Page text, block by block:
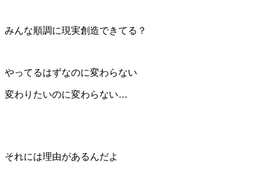
みんな順調に現実創造できてる？
やってるはずなのに変わらない
変わりたいのに変わらない…
それには理由があるんだよ